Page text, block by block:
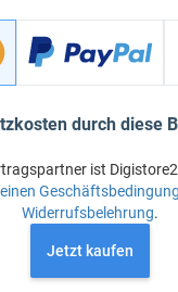
durch diese
ist
Widerrufsbelehrung.
Jetzt kaufen